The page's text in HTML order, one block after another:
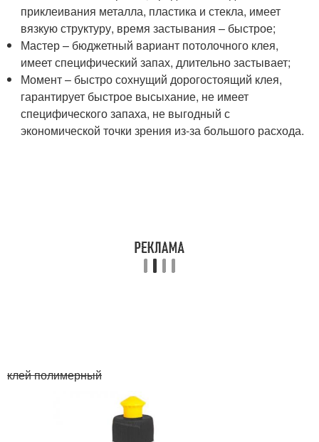
приклеивания металла, пластика и стекла, имеет
вязкую структуру, время застывания – быстрое;
Мастер – бюджетный вариант потолочного клея,
имеет специфический запах, длительно застывает;
Момент – быстро сохнущий дорогостоящий клея,
гарантирует быстрое высыхание, не имеет
специфического запаха, не выгодный с
экономической точки зрения из-за большого расхода.
клей полимерный